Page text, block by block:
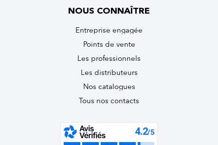
NOUS CONNAÎTRE
Entreprise engagée
Points de vente
Les professionnels
Les distributeurs
Nos catalogues
Tous nos contacts